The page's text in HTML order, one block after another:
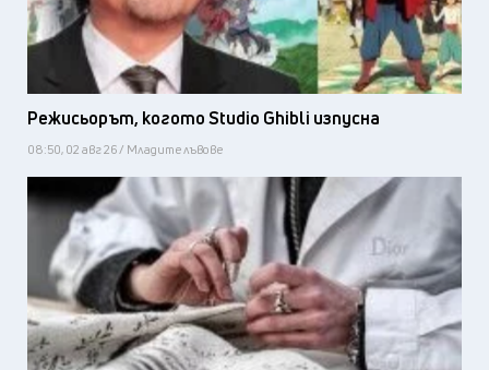
Режисьорът, когото Studio Ghibli изпусна
08:50, 02 авг 26 / Младите лъвове